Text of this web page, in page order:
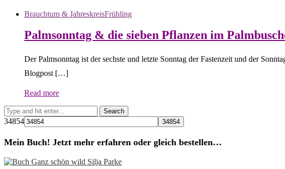
Brauchtum & JahreskreisFrühling
Palmsonntag & die sieben Pflanzen im
Der Palmsonntag ist der sechste und letzte Sonntag der Fastenzeit und der
Blogpost […]
Read more
34854
Mein Buch! Jetzt mehr erfahren oder gleich bestellen…